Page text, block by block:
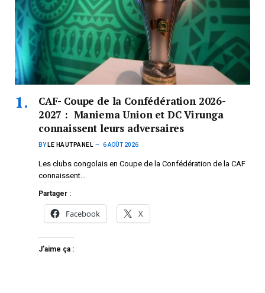
CAF- Coupe de la Confédération 2026-
2027 : Maniema Union et DC Virunga
connaissent leurs adversaires
BY LE HAUTPANEL 6 AOÛT 2026
Les clubs congolais en Coupe de la Confédération de la CAF
connaissent…
Partager :
Facebook X
J’aime ça :